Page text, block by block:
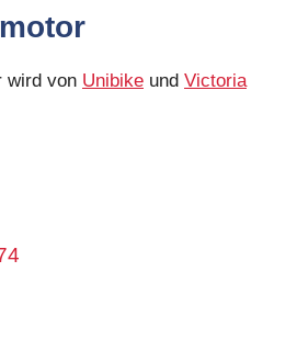
wird von Unibike und Victoria